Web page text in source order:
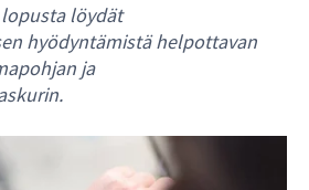
löydät
hyödyntämistä helpottavan
ja